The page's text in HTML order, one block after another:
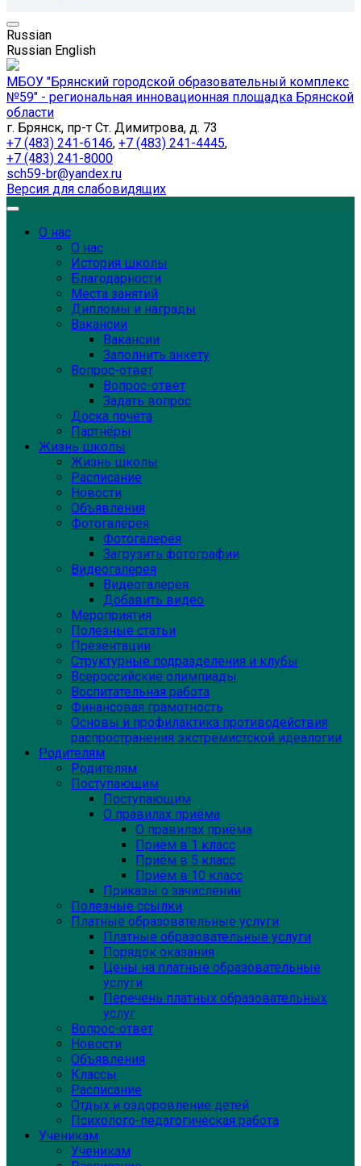
Russian
Russian English
МБОУ "Брянский городской образовательный комплекс
№59" - региональная инновационная площадка Брянской
области
г. Брянск, пр-т Ст. Димитрова, д. 73
+7 (483) 241-6146, +7 (483) 241-4445,
+7 (483) 241-8000
sch59-br@yandex.ru
Версия для слабовидящих
О нас
О нас
История школы
Благодарности
Места занятий
Дипломы и награды
Вакансии
Вакансии
Заполнить анкету
Вопрос-ответ
Вопрос-ответ
Задать вопрос
Доска почёта
Партнёры
Жизнь школы
Жизнь школы
Расписание
Новости
Объявления
Фотогалерея
Фотогалерея
Загрузить фотографии
Видеогалерея
Видеогалерея
Добавить видео
Мероприятия
Полезные статьи
Презентации
Структурные подразделения и клубы
Всероссийские олимпиады
Воспитательная работа
Финансовая грамотность
Основы и профилактика противодействия
распространения экстремистской идеалогии
Родителям
Родителям
Поступающим
Поступающим
О правилах приёма
О правилах приёма
Приём в 1 класс
Приём в 5 класс
Приём в 10 класс
Приказы о зачислении
Полезные ссылки
Платные образовательные услуги
Платные образовательные услуги
Порядок оказания
Цены на платные образовательные
услуги
Перечень платных образовательных
услуг
Вопрос-ответ
Новости
Объявления
Классы
Расписание
Отдых и оздоровление детей
Психолого-педагогическая работа
Ученикам
Ученикам